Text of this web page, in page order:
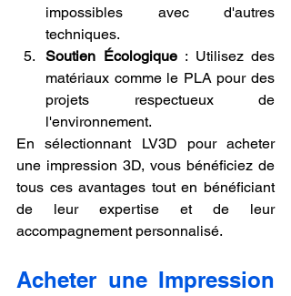
impossibles avec d'autres
techniques.
Soutien Écologique : Utilisez des
matériaux comme le PLA pour des
projets respectueux de
l'environnement.
En sélectionnant LV3D pour acheter
une impression 3D, vous bénéficiez de
tous ces avantages tout en bénéficiant
de leur expertise et de leur
accompagnement personnalisé.
Acheter une Impression